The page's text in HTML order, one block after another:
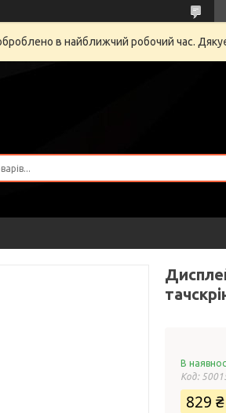
в найближчий робочий час.
В
Код:
829 ₴